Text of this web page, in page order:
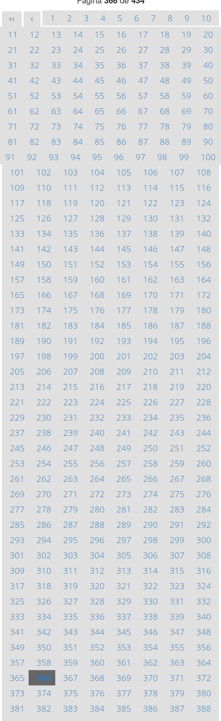
<< < 1 2 3 4 5 6 7 8 9
10
11
12 13 14 15 16 17 18 19
20
21
22 23 24 25 26 27 28 29
30
31
32 33 34 35 36 37 38 39
40
41
42 43 44 45 46 47 48 49
50
51
52 53 54 55 56 57 58 59
60
61
62 63 64 65 66 67 68 69
70
71
72 73 74 75 76 77 78 79
80
81
82 83 84 85 86 87 88 89
90
91
92 93 94 95 96 97 98 99
100
101
102 103 104 105 106 107
108
109
110 111 112 113 114 115
116
117
118 119 120 121 122 123
124
125
126 127 128 129 130 131
132
133
134 135 136 137 138 139
140
141
142 143 144 145 146 147
148
149
150 151 152 153 154 155
156
157
158 159 160 161 162 163
164
165
166 167 168 169 170 171
172
173
174 175 176 177 178 179
180
181
182 183 184 185 186 187
188
189
190 191 192 193 194 195
196
197
198 199 200 201 202 203
204
205
206 207 208 209 210 211
212
213
214 215 216 217 218 219
220
221
222 223 224 225 226 227
228
229
230 231 232 233 234 235
236
237
238 239 240 241 242 243
244
245
246 247 248 249 250 251
252
253
254 255 256 257 258 259
260
261
262 263 264 265 266 267
268
269
270 271 272 273 274 275
276
277
278 279 280 281 282 283
284
285
286 287 288 289 290 291
292
293
294 295 296 297 298 299
300
301
302 303 304 305 306 307
308
309
310 311 312 313 314 315
316
317
318 319 320 321 322 323
324
325
326 327 328 329 330 331
332
333
334 335 336 337 338 339
340
341
342 343 344 345 346 347
348
349
350 351 352 353 354 355
356
357
358 359 360 361 362 363
364
365
366 367 368 369 370 371
372
373
374 375 376 377 378 379
380
381
382 383 384 385 386 387
388